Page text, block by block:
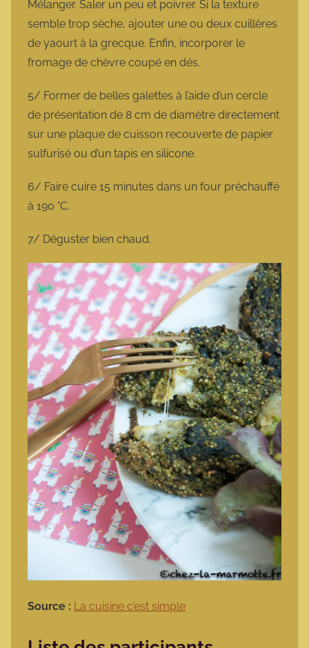
Mélanger. Saler un peu et poivrer. Si la texture
semble trop sèche, ajouter une ou deux cuillères
de yaourt à la grecque. Enfin, incorporer le
fromage de chèvre coupé en dés.
5/ Former de belles galettes à l’aide d’un cercle
de présentation de 8 cm de diamètre directement
sur une plaque de cuisson recouverte de papier
sulfurisé ou d’un tapis en silicone.
6/ Faire cuire 15 minutes dans un four préchauffé
à 190 °C.
7/ Déguster bien chaud.
Source : La cuisine c’est simple